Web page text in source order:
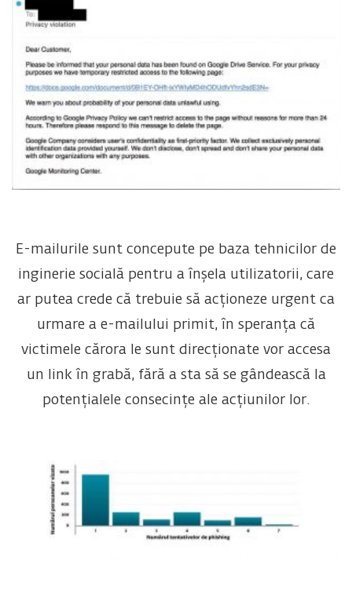
E-mailurile sunt concepute pe baza tehnicilor de
inginerie socială pentru a înșela utilizatorii, care
ar putea crede că trebuie să acționeze urgent ca
urmare a e-mailului primit, în speranța că
victimele cărora le sunt direcționate vor accesa
un link în grabă, fără a sta să se gândească la
potențialele consecințe ale acțiunilor lor.